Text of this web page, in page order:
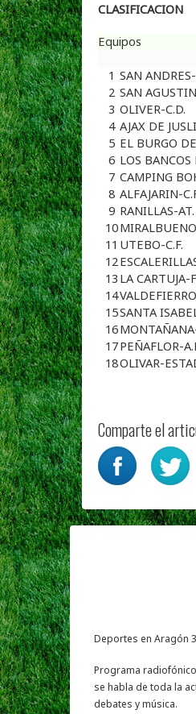
CLASIFICACION
Equipos
1 SAN
2 SAN
3 OLIVER-C.D.
4 AJAX DE
5 EL BURGO
6 LOS BANCOS
7 CAMPING
8 ALFAJARIN-
9 RANILLAS-AT.
10
11 UTEBO-C.F.
12
13 LA CARTUJA-
14
15SANTA
16
17PEÑAFLOR-
18OLIVAR-
Comparte el
Deportes en Aragón
Programa
se habla de toda la
debates y música.